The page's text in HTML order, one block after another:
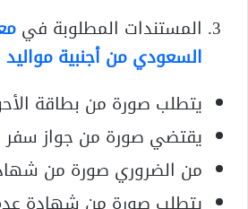
المستندات المطلوبة في
السعودي من أجنبية مواليد
يتطلب صورة من بطاقة
يقتضي صورة من جواز سفر
من الضروري صورة من